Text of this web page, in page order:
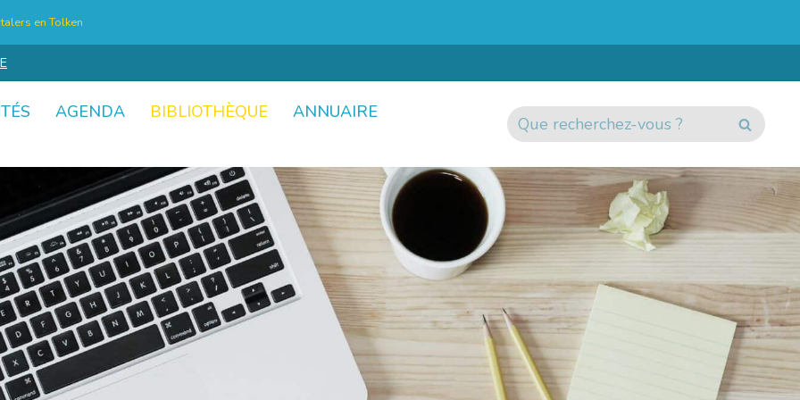
en Tolken
AGENDA BIBLIOTHÈQUE
ANNUAIRE